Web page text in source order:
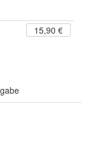
15,90 €